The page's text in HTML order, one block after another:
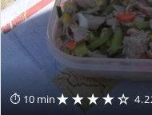
⏱ 10 min★★★★☆